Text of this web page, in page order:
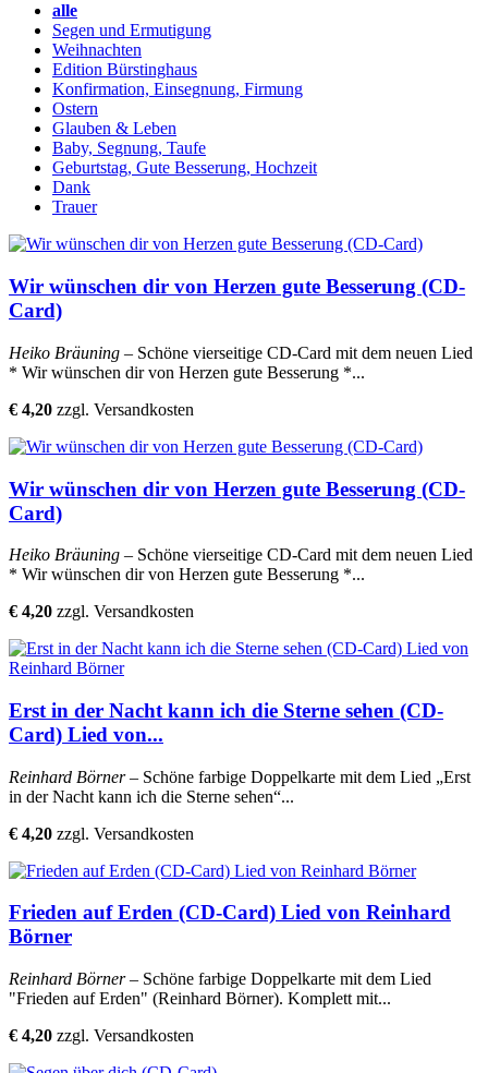
alle
Segen und Ermutigung
Weihnachten
Edition Bürstinghaus
Konfirmation, Einsegnung, Firmung
Ostern
Glauben & Leben
Baby, Segnung, Taufe
Geburtstag, Gute Besserung, Hochzeit
Dank
Trauer
Wir wünschen dir von Herzen gute Besserung (CD-
Card)
Heiko Bräuning – Schöne vierseitige CD-Card mit dem neuen Lied
* Wir wünschen dir von Herzen gute Besserung *...
€ 4,20 zzgl. Versandkosten
Wir wünschen dir von Herzen gute Besserung (CD-
Card)
Heiko Bräuning – Schöne vierseitige CD-Card mit dem neuen Lied
* Wir wünschen dir von Herzen gute Besserung *...
€ 4,20 zzgl. Versandkosten
Erst in der Nacht kann ich die Sterne sehen (CD-
Card) Lied von...
Reinhard Börner– Schöne farbige Doppelkarte mit dem Lied „Erst
in der Nacht kann ich die Sterne sehen“...
€ 4,20 zzgl. Versandkosten
Frieden auf Erden (CD-Card) Lied von Reinhard
Börner
Reinhard Börner– Schöne farbige Doppelkarte mit dem Lied
"Frieden auf Erden" (Reinhard Börner). Komplett mit...
€ 4,20 zzgl. Versandkosten